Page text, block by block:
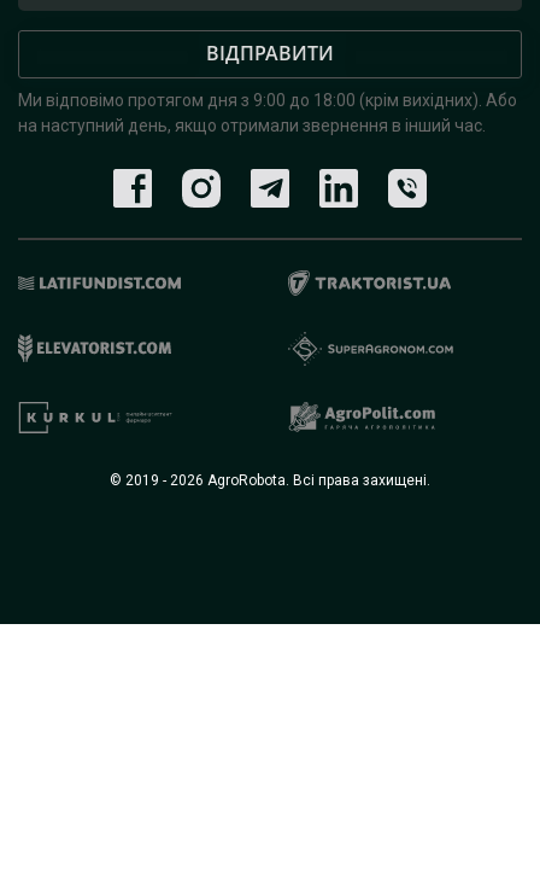
ВІДПРАВИТИ
Ми відповімо протягом дня з 9:00 до 18:00 (крім вихідних). Або
на наступний день, якщо отримали звернення в інший час.
© 2019 - 2026 AgroRobota. Всі права захищені.